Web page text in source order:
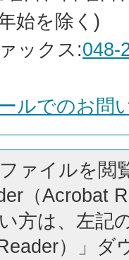
始を除く)
ックス:048-
ルでのお問
ァイルを閲
（Acrobat
方は、左記
）」ダ